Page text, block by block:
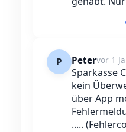
P Petervor 1
Sparkasse
kein
über App
.....